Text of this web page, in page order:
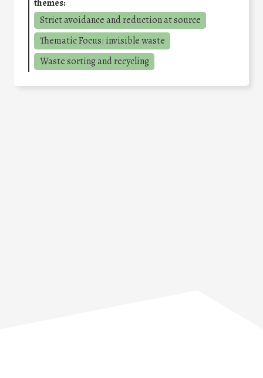
themes:
Strict avoidance and reduction at source
Thematic Focus: invisible waste
Waste sorting and recycling